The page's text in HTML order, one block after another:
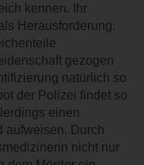
kennen. Ihr
Herausforderung.
gezogen
natürlich so
der Polizei findet so
einen
aufweisen. Durch
nicht nur